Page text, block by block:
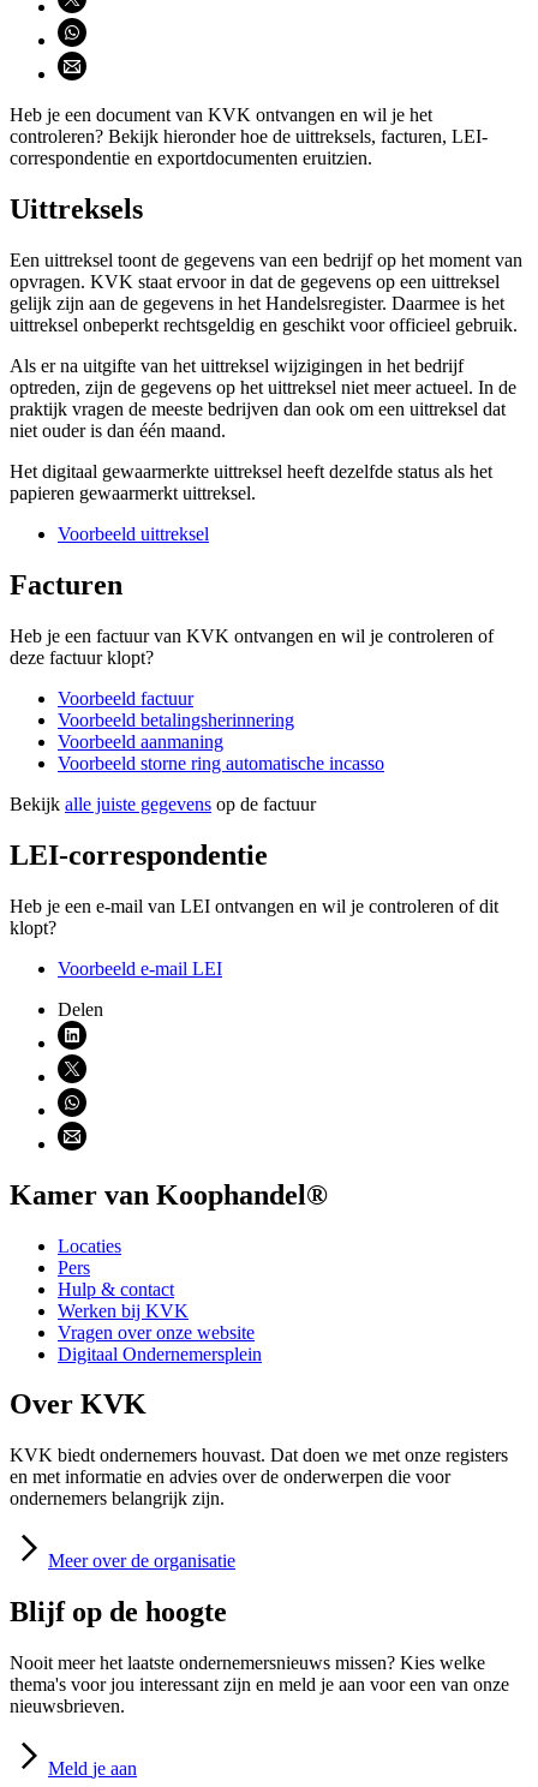
Deel via WhatsApp (opent WhatsApp)
Deel via email (opent email programma)
Heb je een document van KVK ontvangen en wil je het
controleren? Bekijk hieronder hoe de uittreksels, facturen, LEI-
correspondentie en exportdocumenten eruitzien.
Uittreksels
Een uittreksel toont de gegevens van een bedrijf op het moment van
opvragen. KVK staat ervoor in dat de gegevens op een uittreksel
gelijk zijn aan de gegevens in het Handelsregister. Daarmee is het
uittreksel onbeperkt rechtsgeldig en geschikt voor officieel gebruik.
Als er na uitgifte van het uittreksel wijzigingen in het bedrijf
optreden, zijn de gegevens op het uittreksel niet meer actueel. In de
praktijk vragen de meeste bedrijven dan ook om een uittreksel dat
niet ouder is dan één maand.
Het digitaal gewaarmerkte uittreksel heeft dezelfde status als het
papieren gewaarmerkt uittreksel.
Voorbeeld uittreksel
Facturen
Heb je een factuur van KVK ontvangen en wil je controleren of
deze factuur klopt?
Voorbeeld factuur
Voorbeeld betalingsherinnering
Voorbeeld aanmaning
Voorbeeld storne ring automatische incasso
Bekijk alle juiste gegevens op de factuur
LEI-correspondentie
Heb je een e-mail van LEI ontvangen en wil je controleren of dit
klopt?
Voorbeeld e-mail LEI
Delen
Deel via LinkedIn (opent nieuw venster)
Deel via X (opent nieuw venster)
Deel via WhatsApp (opent WhatsApp)
Deel via email (opent email programma)
Kamer van Koophandel®
Locaties
Pers
Hulp & contact
Werken bij KVK
Vragen over onze website
Digitaal Ondernemersplein
Over KVK
KVK biedt ondernemers houvast. Dat doen we met onze registers
en met informatie en advies over de onderwerpen die voor
ondernemers belangrijk zijn.
Meer over de organisatie
Blijf op de hoogte
Nooit meer het laatste ondernemersnieuws missen? Kies welke
thema's voor jou interessant zijn en meld je aan voor een van onze
nieuwsbrieven.
Meld je aan